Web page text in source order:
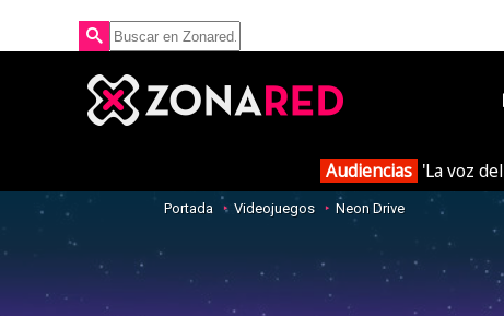
Audiencias 'La voz
Portada Videojuegos Neon Drive